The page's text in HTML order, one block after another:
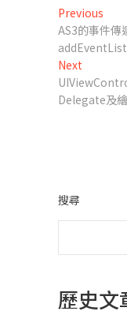
文
章
導
覽
Previous
AS3的事件
Next
post:
Delegate及
搜尋
歷史文